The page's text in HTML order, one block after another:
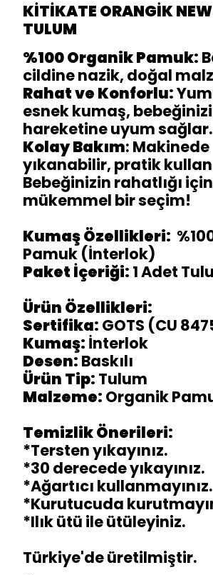
KİTİKATE ORANGİK
TULUM
%100 Organik Pamuk:
cildine nazik, doğal
Rahat ve Konforlu:
esnek kumaş,
hareketine uyum sağlar.
Kolay Bakım: Makinede
yıkanabilir, pratik
Bebeğinizin rahatlığı için
mükemmel bir seçim!
Kumaş Özellikleri:
Pamuk (İnterlok)
Paket İçeriği: 1 Adet
Ürün Özellikleri:
Sertifika: GOTS (CU
Kumaş: İnterlok
Desen: Baskılı
Ürün Tip: Tulum
Malzeme: Organik
Temizlik Önerileri:
*Tersten yıkayınız.
*30 derecede yıkayınız.
*Ağartıcı kullanmayınız.
*Kurutucuda
*Ilık ütü ile ütüleyiniz.
Türkiye'de üretilmiştir.